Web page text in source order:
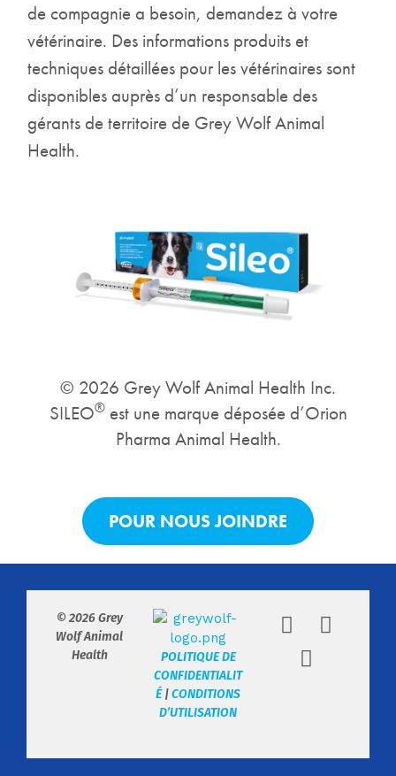
de compagnie a besoin, demandez à votre
vétérinaire. Des informations produits et
techniques détaillées pour les vétérinaires sont
disponibles auprès d’un responsable des
gérants de territoire de Grey Wolf Animal
Health.
© 2026 Grey Wolf Animal Health Inc.
SILEO®est une marque déposée d’Orion
Pharma Animal Health.
POUR NOUS JOINDRE
© 2026 Grey
Wolf Animal
Health
POLITIQUE DE
CONFIDENTIALIT
É |CONDITIONS
D’UTILISATION